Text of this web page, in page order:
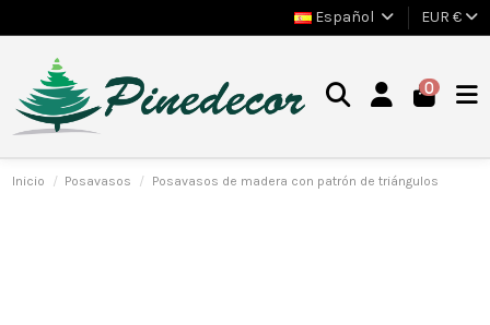
Español EUR €
0
Inicio Posavasos Posavasos de madera con patrón de triángulos